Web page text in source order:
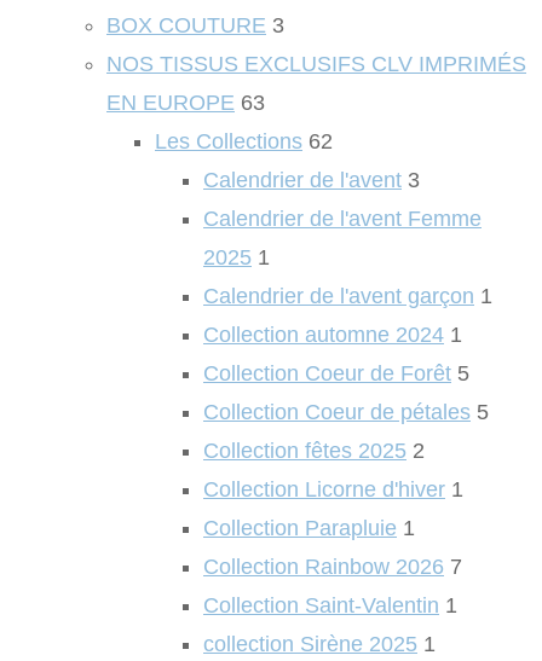
BOX COUTURE 3
NOS TISSUS EXCLUSIFS CLV IMPRIMÉS
EN EUROPE 63
Les Collections 62
Calendrier de l'avent 3
Calendrier de l'avent Femme
2025 1
Calendrier de l'avent garçon 1
Collection automne 2024 1
Collection Coeur de Forêt 5
Collection Coeur de pétales 5
Collection fêtes 2025 2
Collection Licorne d'hiver 1
Collection Parapluie 1
Collection Rainbow 2026 7
Collection Saint-Valentin 1
collection Sirène 2025 1